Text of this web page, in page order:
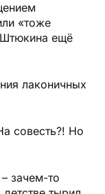
«тоже
Штюкина ещё
лаконичных
совесть?! Но
зачем-то